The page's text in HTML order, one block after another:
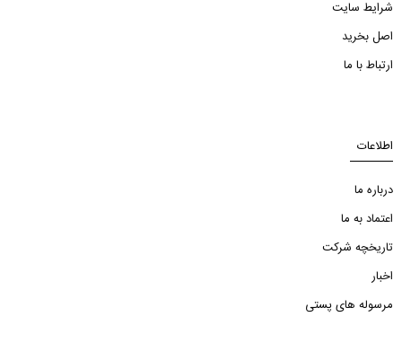
شرایط سایت
اصل بخرید
ارتباط با ما
اطلاعات
درباره ما
اعتماد به ما
تاریخچه شرکت
اخبار
مرسوله های پستی